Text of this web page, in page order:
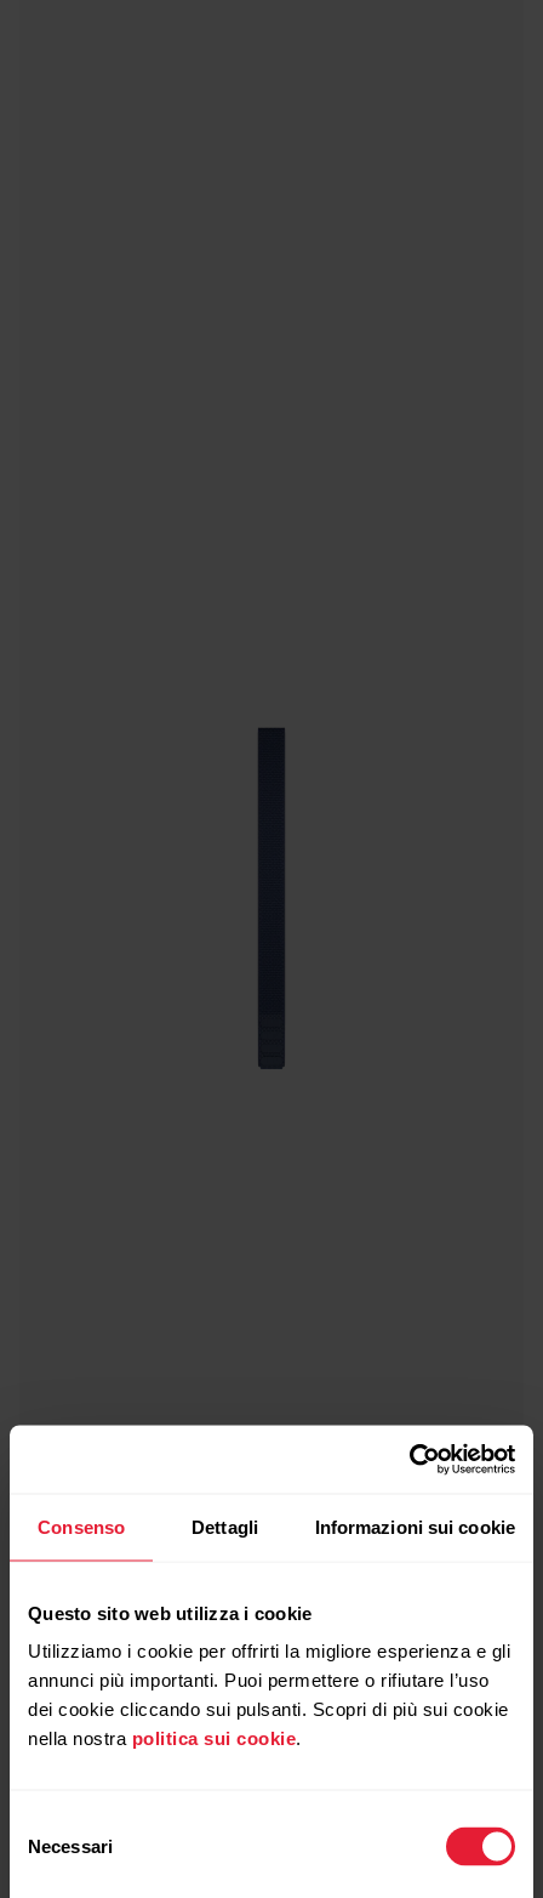
Consenso Dettagli Informazioni sui cookie
Questo sito web utilizza i cookie
Utilizziamo i cookie per offrirti la migliore esperienza e gli
annunci più importanti. Puoi permettere o rifiutare l’uso
dei cookie cliccando sui pulsanti. Scopri di più sui cookie
nella nostra politica sui cookie.
delNecessari